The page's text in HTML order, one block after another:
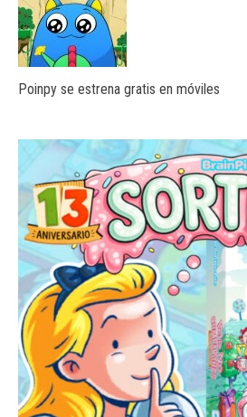
Poinpy se estrena gratis en móviles